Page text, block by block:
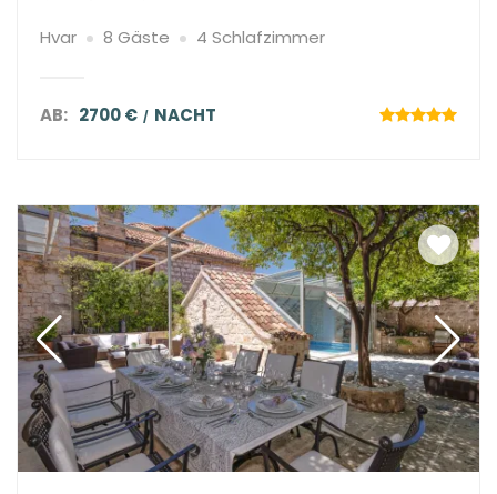
Hvar 8 Gäste 4 Schlafzimmer
AB: 2700 € NACHT